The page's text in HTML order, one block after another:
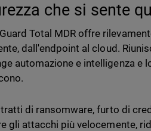
che si sente
Total MDR offre
dall'endpoint al cloud.
automazione e intelligenza e
tratti di ransomware, furto di
gli attacchi più velocemente,